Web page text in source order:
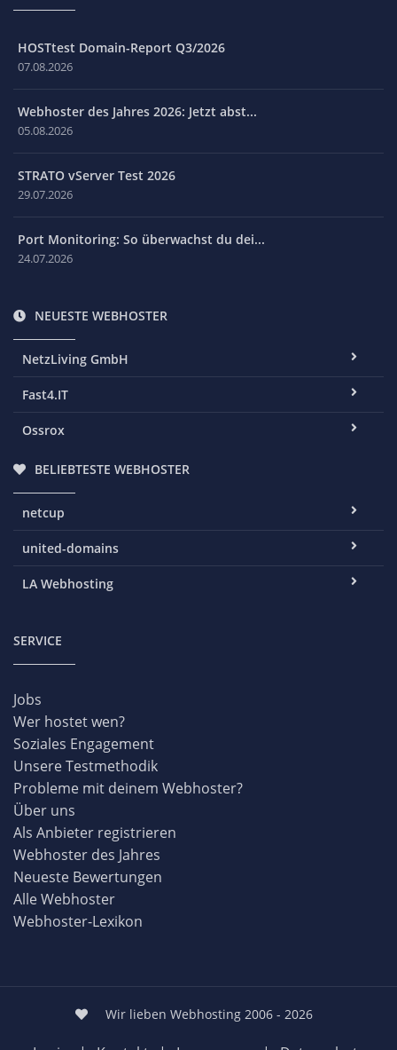
HOSTtest Domain-Report Q3/2026
07.08.2026
Webhoster des Jahres 2026: Jetzt abst...
05.08.2026
STRATO vServer Test 2026
29.07.2026
Port Monitoring: So überwachst du dei...
24.07.2026
NEUESTE WEBHOSTER
NetzLiving GmbH
Fast4.IT
Ossrox
BELIEBTESTE WEBHOSTER
netcup
united-domains
LA Webhosting
SERVICE
Jobs
Wer hostet wen?
Soziales Engagement
Unsere Testmethodik
Probleme mit deinem Webhoster?
Über uns
Als Anbieter registrieren
Webhoster des Jahres
Neueste Bewertungen
Alle Webhoster
Webhoster-Lexikon
Wir lieben Webhosting 2006 - 2026